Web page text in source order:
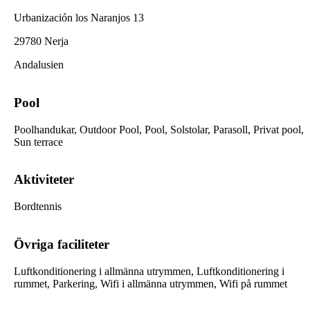
Urbanización los Naranjos 13
29780 Nerja
Andalusien
Pool
Poolhandukar, Outdoor Pool, Pool, Solstolar, Parasoll, Privat pool,
Sun terrace
Aktiviteter
Bordtennis
Övriga faciliteter
Luftkonditionering i allmänna utrymmen, Luftkonditionering i
rummet, Parkering, Wifi i allmänna utrymmen, Wifi på rummet